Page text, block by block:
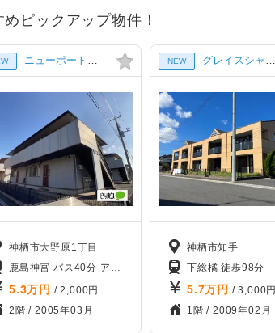
めピックアップ物件！
ニューポート壱番館[201号室]
神栖市大野原1丁目
鹿島神宮 バス40分 アトンパレスホテルバス停から徒歩8分
5.3万円 / 2,000円
2階 / 2005年03月
NEW グレイスシャトー[1階]
神栖市知手
下総橘 徒歩98分
5.7万円 / 3,000円
1階 / 2009年02月